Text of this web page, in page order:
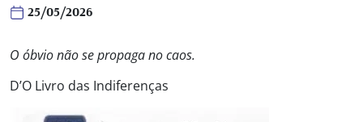
25/05/2026
O óbvionãosepropaganocaos.
D’O Livro das Indiferenças